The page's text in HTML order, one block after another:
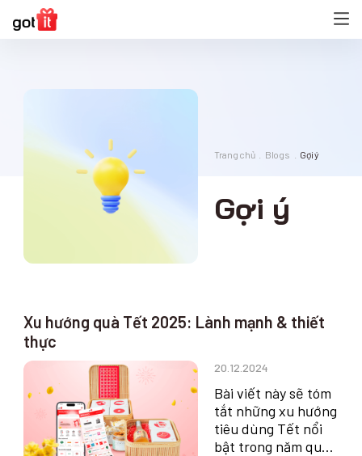
Trang chủ Blogs Gợi ý
Gợi ý
Xu hướng quà Tết 2025: Lành mạnh & thiết
thực
20.12.2024
Bài viết này sẽ tóm
tắt những xu hướng
tiêu dùng Tết nổi
bật trong năm qua